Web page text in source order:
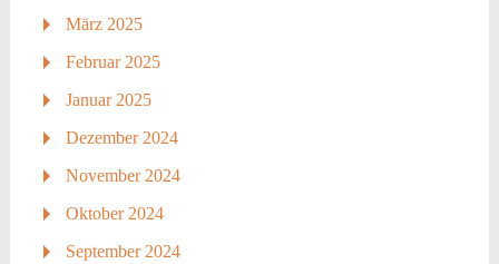
März 2025
Februar 2025
Januar 2025
Dezember 2024
November 2024
Oktober 2024
September 2024